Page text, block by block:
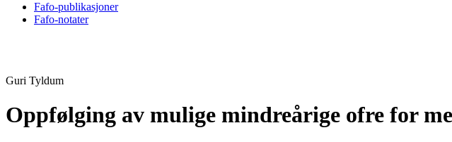
Fafo-publikasjoner
Fafo-notater
Guri Tyldum
Oppfølging av mulige mindreårige ofre for